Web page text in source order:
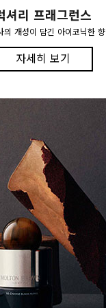
셔리 프래그런스
의 개성이 담긴 아이코닉한 향
자세히 보기